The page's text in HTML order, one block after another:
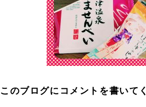
このブログにコメントを書いて